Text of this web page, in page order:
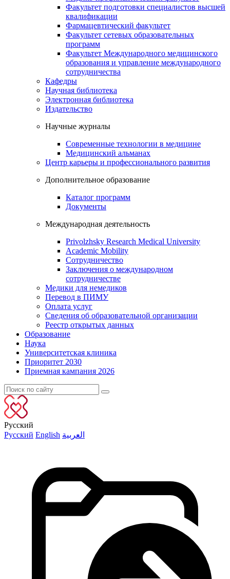
Факультет подготовки специалистов высшей
квалификации
Фармацевтический факультет
Факультет сетевых образовательных
программ
Факультет Международного медицинского
образования и управление международного
сотрудничества
Кафедры
Научная библиотека
Электронная библиотека
Издательство
Научные журналы
Современные технологии в медицине
Медицинский альманах
Центр карьеры и профессионального развития
Дополнительное образование
Каталог программ
Документы
Международная деятельность
Privolzhsky Research Medical University
Academic Mobility
Сотрудничество
Заключения о международном
сотрудничестве
Медики для немедиков
Перевод в ПИМУ
Оплата услуг
Сведения об образовательной организации
Реестр открытых данных
Образование
Наука
Университетская клиника
Приоритет 2030
Приемная кампания 2026
Русский
Русский English العربية